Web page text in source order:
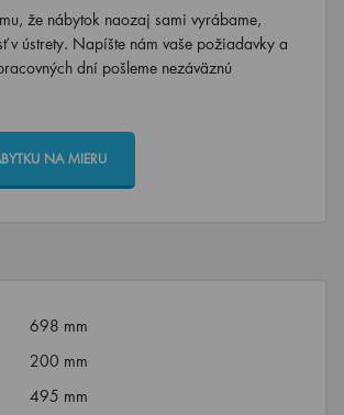
že nábytok naozaj sami vyrábame,
v ústrety. Napíšte nám vaše požiadavky a
dní pošleme nezáväznú
NA MIERU
698 mm
200 mm
495 mm